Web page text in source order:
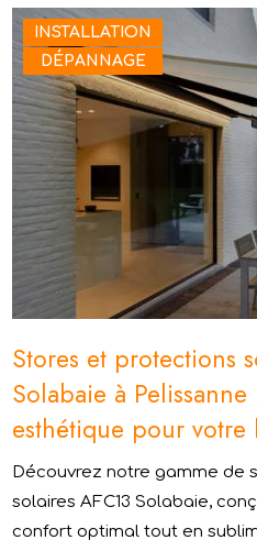
INSTALLATION
DÉPANNAGE
Stores et protections
Solabaie à
esthétique pour votre
Découvrez notre gamme de
solaires AFC13 Solabaie,
confort optimal tout en